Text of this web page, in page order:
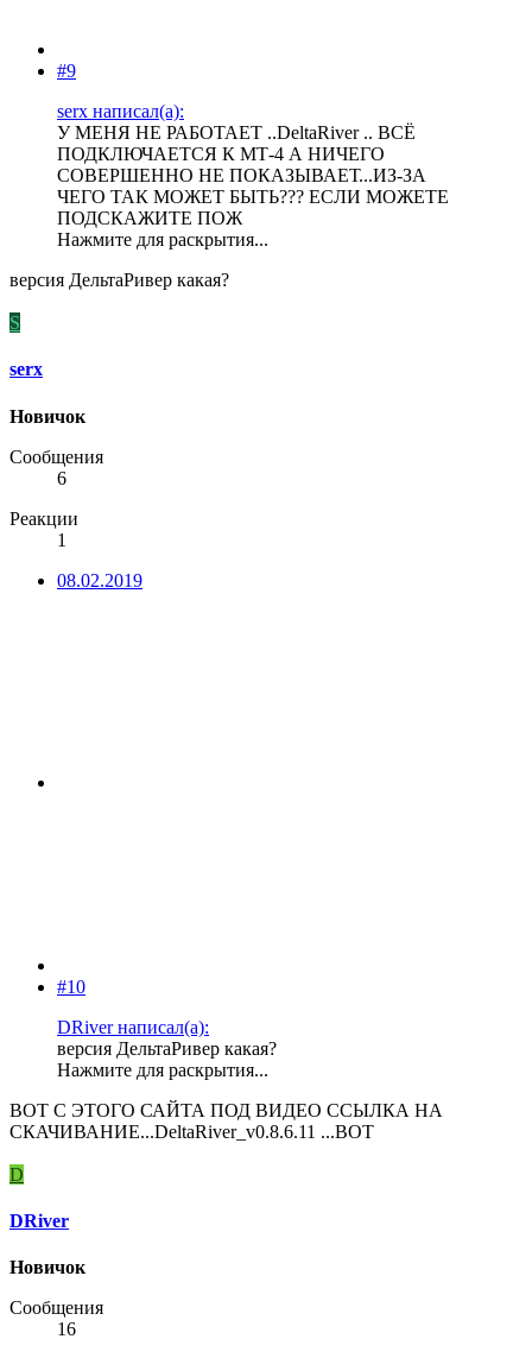
#9
serx написал(а):
У МЕНЯ НЕ РАБОТАЕТ ..DeltaRiver .. ВСЁ
ПОДКЛЮЧАЕТСЯ К МТ-4 А НИЧЕГО
СОВЕРШЕННО НЕ ПОКАЗЫВАЕТ...ИЗ-ЗА
ЧЕГО ТАК МОЖЕТ БЫТЬ??? ЕСЛИ МОЖЕТЕ
ПОДСКАЖИТЕ ПОЖ
Нажмите для раскрытия...
версия ДельтаРивер какая?
S
serx
Новичок
Сообщения
6
Реакции
1
08.02.2019
#10
DRiver написал(а):
версия ДельтаРивер какая?
Нажмите для раскрытия...
ВОТ С ЭТОГО САЙТА ПОД ВИДЕО ССЫЛКА НА
СКАЧИВАНИЕ...DeltaRiver_v0.8.6.11 ...ВОТ
D
DRiver
Новичок
Сообщения
16